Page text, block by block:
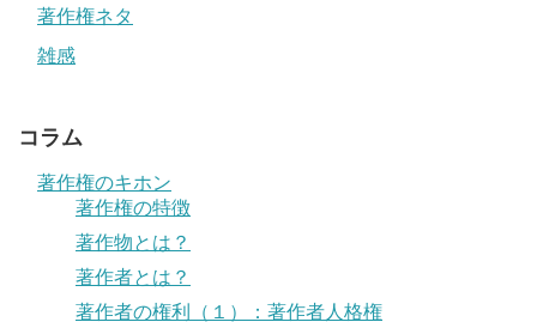
著作権ネタ
雑感
コラム
著作権のキホン
著作権の特徴
著作物とは？
著作者とは？
著作者の権利（１）：著作者人格権